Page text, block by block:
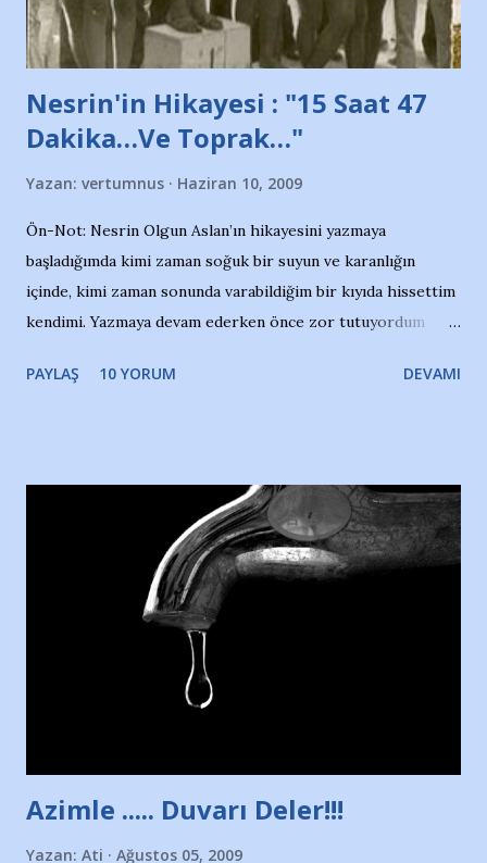
yazının hemen ardından bu habe...
Nesrin'in Hikayesi : "15 Saat 47
Dakika…Ve Toprak…"
Yazan: vertumnus Haziran 10, 2009
Ön-Not: Nesrin Olgun Aslan’ın hikayesini yazmaya
başladığımda kimi zaman soğuk bir suyun ve karanlığın
içinde, kimi zaman sonunda varabildiğim bir kıyıda hissettim
kendimi. Yazmaya devam ederken önce zor tutuyordum
Yazımı, ağlayarak bitirebildim ancak…Kendisinin web
Nesrin’in Hikayesi’ne başlıyorum… 1964 Adana Yüzme
havuzunun kenarında 7 yaşında kara kuru bir kız çocuğu
duruyor. Havuzun içinde Adana Demirspor Kulübü
yüzücüleri. Erkekler çoğunlukta. Küçük kız etrafına bakıyor.
Sadece 4 kız çocuğu var. Nesrin, Adana Demirspor’un 4
kızından biri oluyor o gün…Giriyor havuza. 1973 – 1975
Adana Nesrin, 16 yaşında. Yüzüyor. 7 yaşında girdiği
Türkiye 3.lüğü var. 17 yaşında mar...
PAYLAŞ 10 YORUM DEVAMI
Azimle ..... Duvarı Deler!!!
Yazan: Ati Ağustos 05, 2009